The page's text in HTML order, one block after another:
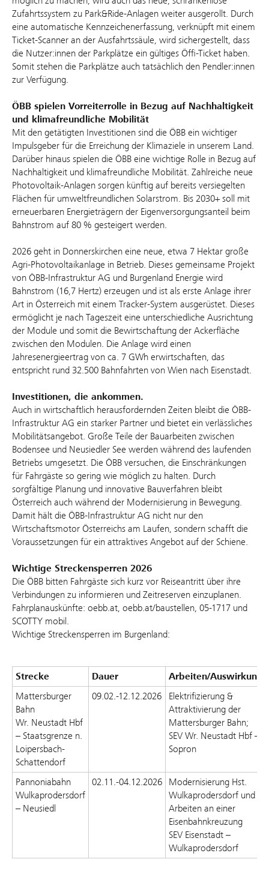
Zufahrtssystem zu Park&Ride-Anlagen weiter ausgerollt. Durch
eine automatische Kennzeichenerfassung, verknüpft mit einem
Ticket-Scanner an der Ausfahrtssäule, wird sichergestellt, dass
die Nutzer:innen der Parkplätze ein gültiges Öffi-Ticket haben.
Somit stehen die Parkplätze auch tatsächlich den Pendler:innen
zur Verfügung.
ÖBB spielen Vorreiterrolle in Bezug auf Nachhaltigkeit
und klimafreundliche Mobilität
Mit den getätigten Investitionen sind die ÖBB ein wichtiger
Impulsgeber für die Erreichung der Klimaziele in unserem Land.
Darüber hinaus spielen die ÖBB eine wichtige Rolle in Bezug auf
Nachhaltigkeit und klimafreundliche Mobilität. Zahlreiche neue
Photovoltaik-Anlagen sorgen künftig auf bereits versiegelten
Flächen für umweltfreundlichen Solarstrom. Bis 2030+ soll mit
erneuerbaren Energieträgern der Eigenversorgungsanteil beim
Bahnstrom auf 80 % gesteigert werden.
2026 geht in Donnerskirchen eine neue, etwa 7 Hektar große
Agri-Photovoltaikanlage in Betrieb. Dieses gemeinsame Projekt
von ÖBB-Infrastruktur AG und Burgenland Energie wird
Bahnstrom (16,7 Hertz) erzeugen und ist als erste Anlage ihrer
Art in Österreich mit einem Tracker-System ausgerüstet. Dieses
ermöglicht je nach Tageszeit eine unterschiedliche Ausrichtung
der Module und somit die Bewirtschaftung der Ackerfläche
zwischen den Modulen. Die Anlage wird einen
Jahresenergieertrag von ca. 7 GWh erwirtschaften, das
entspricht rund 32.500 Bahnfahrten von Wien nach Eisenstadt.
Investitionen, die ankommen.
Auch in wirtschaftlich herausfordernden Zeiten bleibt die ÖBB-
Infrastruktur AG ein starker Partner und bietet ein verlässliches
Mobilitätsangebot. Große Teile der Bauarbeiten zwischen
Bodensee und Neusiedler See werden während des laufenden
Betriebs umgesetzt. Die ÖBB versuchen, die Einschränkungen
für Fahrgäste so gering wie möglich zu halten. Durch
sorgfältige Planung und innovative Bauverfahren bleibt
Österreich auch während der Modernisierung in Bewegung.
Damit hält die ÖBB-Infrastruktur AG nicht nur den
Wirtschaftsmotor Österreichs am Laufen, sondern schafft die
Voraussetzungen für ein attraktives Angebot auf der Schiene.
Wichtige Streckensperren 2026
Die ÖBB bitten Fahrgäste sich kurz vor Reiseantritt über ihre
Verbindungen zu informieren und Zeitreserven einzuplanen.
Fahrplanauskünfte: oebb.at, oebb.at/baustellen, 05-1717 und
SCOTTY mobil.
Wichtige Streckensperren im Burgenland:
Strecke Dauer Arbeiten/
Mattersburger
Bahn
Wr. Neustadt Hbf
– Staatsgrenze n.
Loipersbach-
Schattendorf
09.02.-12.12.2026
Elektrifizierung &
Attraktivierung der
Mattersburger Bahn;
SEV Wr. Neustadt Hbf –
Sopron
Pannoniabahn
Wulkaprodersdorf
– Neusiedl
02.11.-04.12.2026
Modernisierung Hst.
Wulkaprodersdorf und
Arbeiten an einer
Eisenbahnkreuzung
SEV Eisenstadt –
Wulkaprodersdorf